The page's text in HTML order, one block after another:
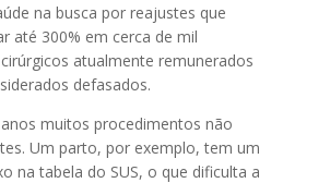
na busca por reajustes que
até 300% em cerca de mil
atualmente remunerados
defasados.
muitos procedimentos não
Um parto, por exemplo, tem um
na tabela do SUS, o que dificulta a